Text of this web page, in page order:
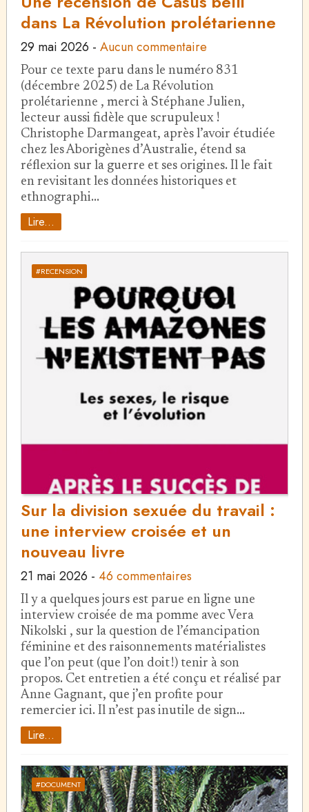
dans La Révolution prolétarienne
29 mai 2026 - Aucun commentaire
Pour ce texte paru dans le numéro 831
(décembre 2025) de La Révolution
prolétarienne , merci à Stéphane Julien,
lecteur aussi fidèle que scrupuleux !
Christophe Darmangeat, après l’avoir étudiée
chez les Aborigènes d’Australie, étend sa
réflexion sur la guerre et ses origines. Il le fait
en revisitant les données historiques et
ethnographi…
Lire...
#RECENSION
Sur la division sexuée du travail :
une interview croisée et un
nouveau livre
21 mai 2026 - 46 commentaires
Il y a quelques jours est parue en ligne une
interview croisée de ma pomme avec Vera
Nikolski , sur la question de l’émancipation
féminine et des raisonnements matérialistes
que l’on peut (que l’on doit !) tenir à son
propos. Cet entretien a été conçu et réalisé par
Anne Gagnant, que j’en profite pour
remercier ici. Il n’est pas inutile de sign…
Lire...
#DOCUMENT